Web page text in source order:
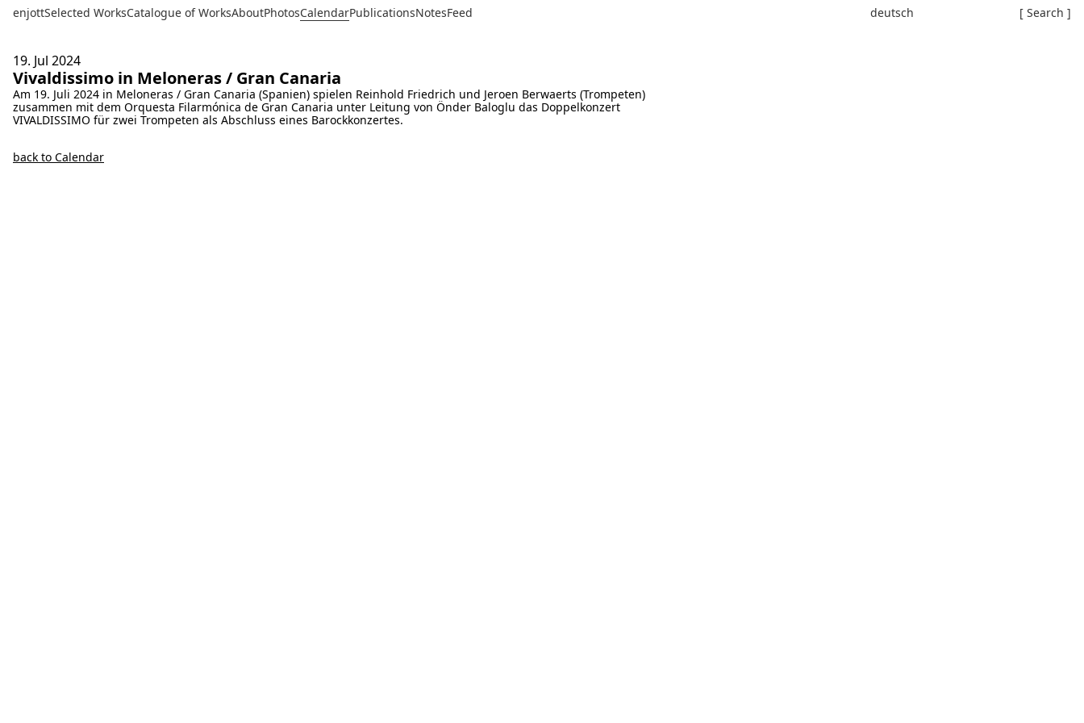
enjottSelected WorksCatalogue of WorksAboutPhotosCalendarPublicationsNotesFeed deutsch [ Search ]
19. Jul 2024
Vivaldissimo in Meloneras / Gran Canaria
Am 19. Juli 2024 in Meloneras / Gran Canaria (Spanien) spielen Reinhold Friedrich und Jeroen Berwaerts (Trompeten)
zusammen mit dem Orquesta Filarmónica de Gran Canaria unter Leitung von Önder Baloglu das Doppelkonzert
VIVALDISSIMO für zwei Trompeten als Abschluss eines Barockkonzertes.
back to Calendar